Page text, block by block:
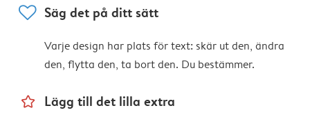
heart Säg det på ditt sätt
Varje design har plats för text: skär ut den, ändra
den, flytta den, ta bort den. Du bestämmer.
star_outline Lägg till det lilla extra